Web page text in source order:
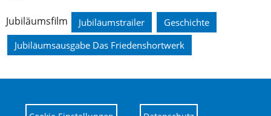
Jubiläumsfilm Jubiläumstrailer
Geschichte
Jubiläumsausgabe Das Friedenshortwerk